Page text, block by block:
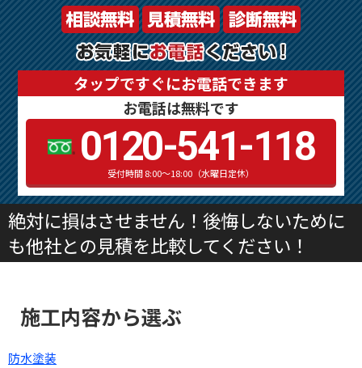
タップですぐにお電話できます
お電話は無料です
0120-541-118
受付時間 8:00～18:00（水曜日定休）
絶対に損はさせません！後悔しないために
も他社との見積を比較してください！
施工内容から選ぶ
防水塗装